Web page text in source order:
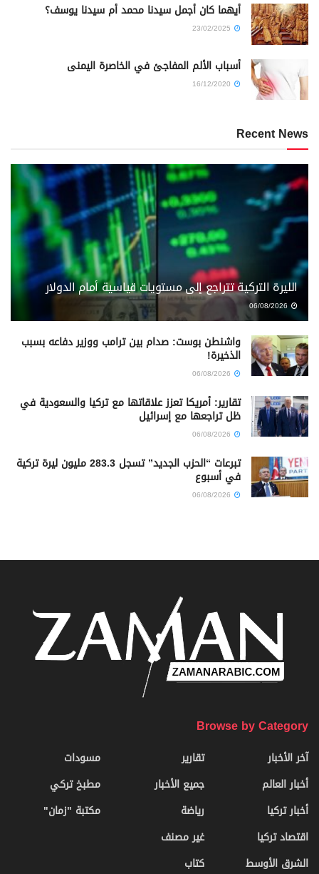
أيهما كان أجمل سيدنا محمد أم سيدنا يوسف؟
أسباب الألم المفاجئ في الخاصرة اليمنى
Recent News
الليرة التركية تتراجع إلى مستويات قياسية أمام الدولار
06/08/2026
واشنطن بوست: صدام بين ترامب ووزير دفاعه بسبب
الذخيرة!
تقارير: أمريكا تعزز علاقاتها مع تركيا والسعودية في
ظل تراجعها مع إسرائيل
تبرعات “الحزب الجديد” تسجل 283.3 مليون ليرة تركية
في أسبوع
Browse by Category
آخر الأخبار
أخبار العالم
أخبار تركيا
اقتصاد تركيا
الشرق الأوسط
تقارير
جميع الأخبار
رياضة
غير مصنف
كتاب
مسودات
مطبخ تركي
مكتبة "زمان"